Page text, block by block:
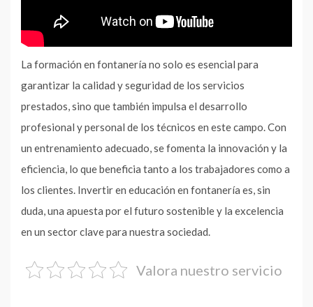
La formación en fontanería no solo es esencial para
garantizar la calidad y seguridad de los servicios
prestados, sino que también impulsa el desarrollo
profesional y personal de los técnicos en este campo. Con
un entrenamiento adecuado, se fomenta la innovación y la
eficiencia, lo que beneficia tanto a los trabajadores como a
los clientes. Invertir en educación en fontanería es, sin
duda, una apuesta por el futuro sostenible y la excelencia
en un sector clave para nuestra sociedad.
Valora nuestro servicio